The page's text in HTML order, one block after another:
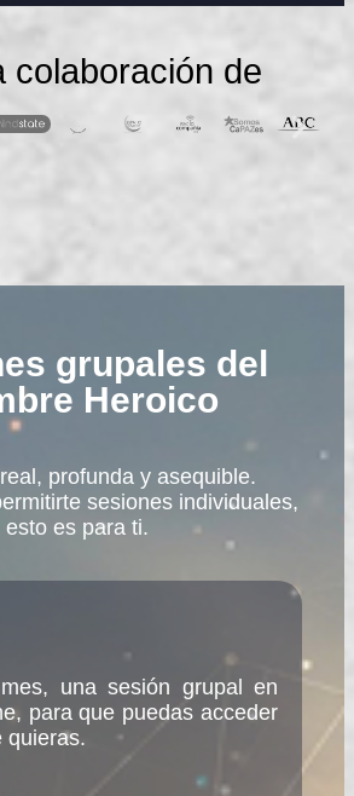
colaboración de
grupales del
Heroico
profunda y asequible.
sesiones individuales,
esto es para ti.
una sesión grupal en
para que puedas acceder
quieras.